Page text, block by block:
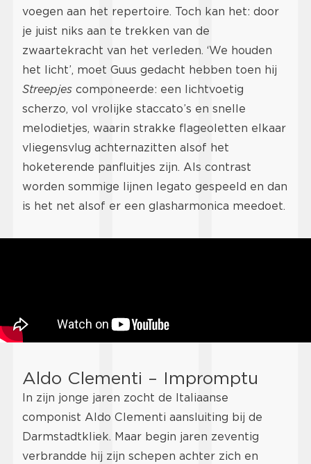
voegen aan het repertoire. Toch kan het: door
je juist niks aan te trekken van de
zwaartekracht van het verleden. ‘We houden
het licht’, moet Guus gedacht hebben toen hij
Streepjes componeerde: een lichtvoetig
scherzo, vol vrolijke staccato’s en snelle
melodietjes, waarin strakke flageoletten elkaar
vliegensvlug achternazitten alsof het
hoketerende panfluitjes zijn. Als contrast
worden sommige lijnen legato gespeeld en dan
is het net alsof er een glasharmonica meedoet.
Aldo Clementi – Impromptu
In zijn jonge jaren zocht de Italiaanse
componist Aldo Clementi aansluiting bij de
Darmstadtkliek. Maar begin jaren zeventig
verbrandde hij zijn schepen achter zich en